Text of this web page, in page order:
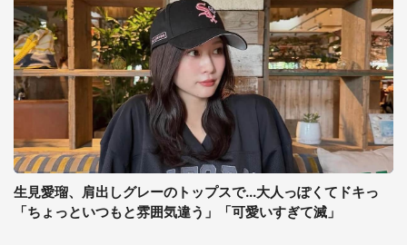
生見愛瑠、肩出しグレーのトップスで...大人っぽくてドキっ
「ちょっといつもと雰囲気違う」「可愛いすぎて滅」